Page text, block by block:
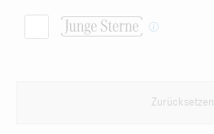
Zurücksetzen